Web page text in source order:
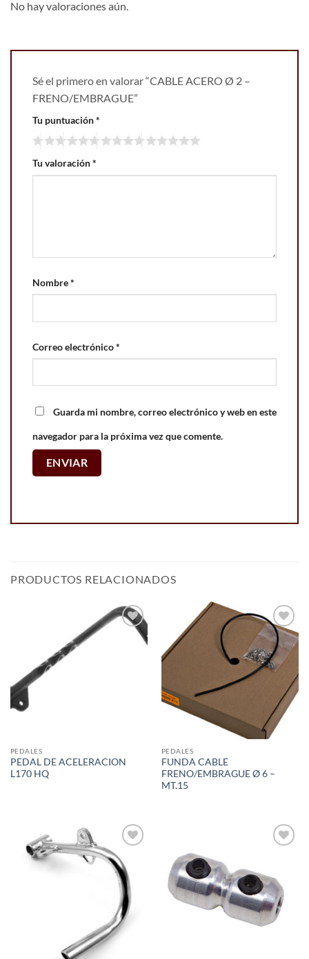
No hay valoraciones aún.
Sé el primero en valorar “CABLE ACERO Ø 2 –
FRENO/EMBRAGUE”
Tu puntuación*
Tu valoración*
Nombre*
Correo electrónico*
Guarda mi nombre, correo electrónico y web en este
navegador para la próxima vez que comente.
PRODUCTOS RELACIONADOS
Add to
PEDALES
PEDAL DE ACELERACION
L170 HQ
Add to
wishlist
PEDALES
FUNDA CABLE
FRENO/EMBRAGUE Ø 6 –
MT.15
Add to
wishlist